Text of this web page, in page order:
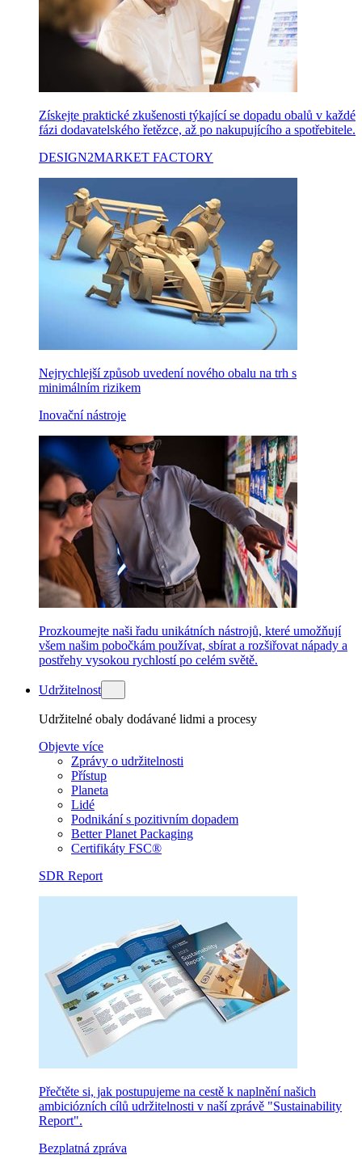
Získejte praktické zkušenosti týkající se dopadu obalů v každé
fázi dodavatelského řetězce, až po nakupujícího a spotřebitele.
DESIGN2MARKET FACTORY
Nejrychlejší způsob uvedení nového obalu na trh s
minimálním rizikem
Inovační nástroje
Prozkoumejte naši řadu unikátních nástrojů, které umožňují
všem našim pobočkám používat, sbírat a rozšiřovat nápady a
postřehy vysokou rychlostí po celém světě.
Udržitelnost
Udržitelné obaly dodávané lidmi a procesy
Objevte více
Zprávy o udržitelnosti
Přístup
Planeta
Lidé
Podnikání s pozitivním dopadem
Better Planet Packaging
Certifikáty FSC®
SDR Report
Přečtěte si, jak postupujeme na cestě k naplnění našich
ambiciózních cílů udržitelnosti v naší zprávě "Sustainability
Report".
Bezplatná zpráva